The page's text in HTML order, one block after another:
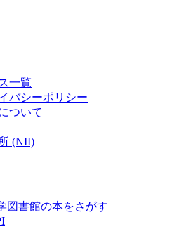
一覧
バシーポリシー
ついて
(NII)
図書館の本をさがす